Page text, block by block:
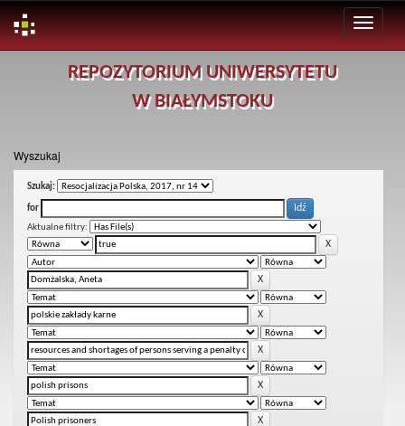
REPOZYTORIUM UNIWERSYTETU
W BIAŁYMSTOKU
Wyszukaj
Szukaj:
for
Aktualne filtry: